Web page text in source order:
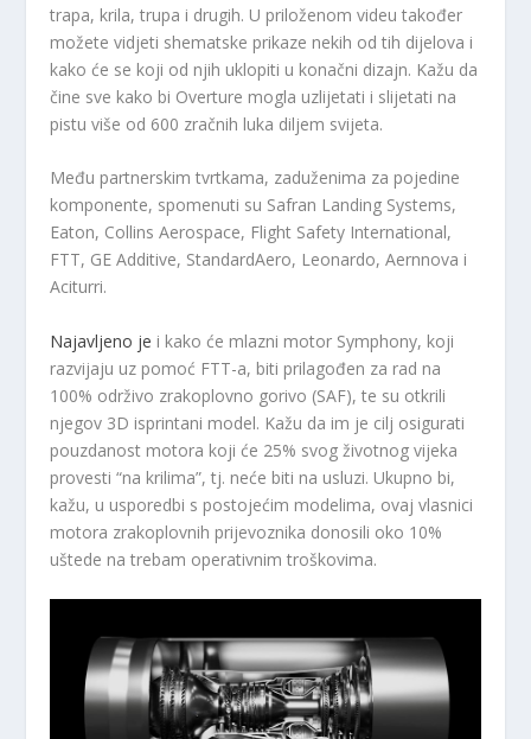
trapa, krila, trupa i drugih. U priloženom videu također
možete vidjeti shematske prikaze nekih od tih dijelova i
kako će se koji od njih uklopiti u konačni dizajn. Kažu da
čine sve kako bi Overture mogla uzlijetati i slijetati na
pistu više od 600 zračnih luka diljem svijeta.
Među partnerskim tvrtkama, zaduženima za pojedine
komponente, spomenuti su Safran Landing Systems,
Eaton, Collins Aerospace, Flight Safety International,
FTT, GE Additive, StandardAero, Leonardo, Aernnova i
Aciturri.
Najavljeno je i kako će mlazni motor Symphony, koji
razvijaju uz pomoć FTT-a, biti prilagođen za rad na
100% održivo zrakoplovno gorivo (SAF), te su otkrili
njegov 3D isprintani model. Kažu da im je cilj osigurati
pouzdanost motora koji će 25% svog životnog vijeka
provesti “na krilima”, tj. neće biti na usluzi. Ukupno bi,
kažu, u usporedbi s postojećim modelima, ovaj vlasnici
motora zrakoplovnih prijevoznika donosili oko 10%
uštede na trebam operativnim troškovima.